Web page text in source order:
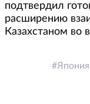
подтвердил
расширению
Казахстаном во
Япония